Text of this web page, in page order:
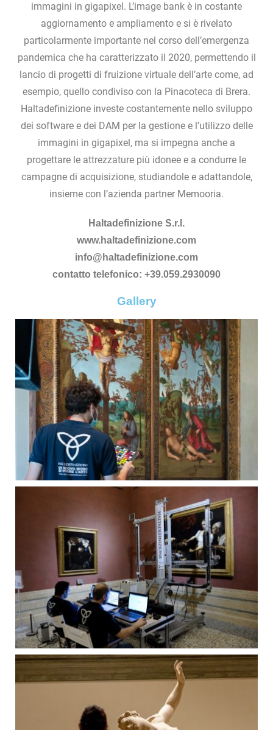
immagini in gigapixel. L’image bank è in costante
aggiornamento e ampliamento e si è rivelato
particolarmente importante nel corso dell’emergenza
pandemica che ha caratterizzato il 2020, permettendo il
lancio di progetti di fruizione virtuale dell’arte come, ad
esempio, quello condiviso con la Pinacoteca di Brera.
Haltadefinizione investe costantemente nello sviluppo
dei software e dei DAM per la gestione e l’utilizzo delle
immagini in gigapixel, ma si impegna anche a
progettare le attrezzature più idonee e a condurre le
campagne di acquisizione, studiandole e adattandole,
insieme con l’azienda partner Memooria.
Haltadefinizione S.r.l.
www.haltadefinizione.com
info@haltadefinizione.com
contatto telefonico: +39.059.2930090
Gallery